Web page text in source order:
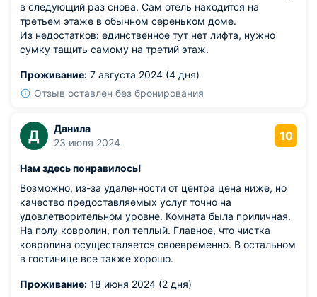
в следующий раз снова. Сам отель находится на
третьем этаже в обычном сереньком доме.
Из недостатков: единственное тут нет лифта, нужно
сумку тащить самому на третий этаж.
Проживание: 7 августа 2024 (4 дня)
Отзыв оставлен без бронирования
Д
Данила
23 июля 2024
10
Нам здесь понравилось!
Возможно, из-за удаленности от центра цена ниже, но
качество предоставляемых услуг точно на
удовлетворительном уровне. Комната была приличная.
На полу ковролин, пол теплый. Главное, что чистка
ковролина осуществляется своевременно. В остальном
в гостинице все также хорошо.
Проживание: 18 июня 2024 (2 дня)